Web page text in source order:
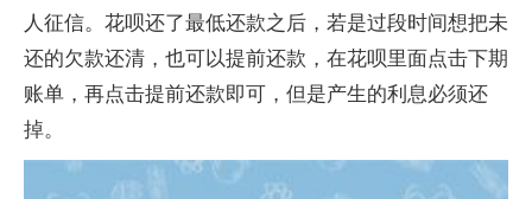
人征信。花呗还了最低还款之后，若是过段时间想把未
还的欠款还清，也可以提前还款，在花呗里面点击下期
账单，再点击提前还款即可，但是产生的利息必须还
掉。